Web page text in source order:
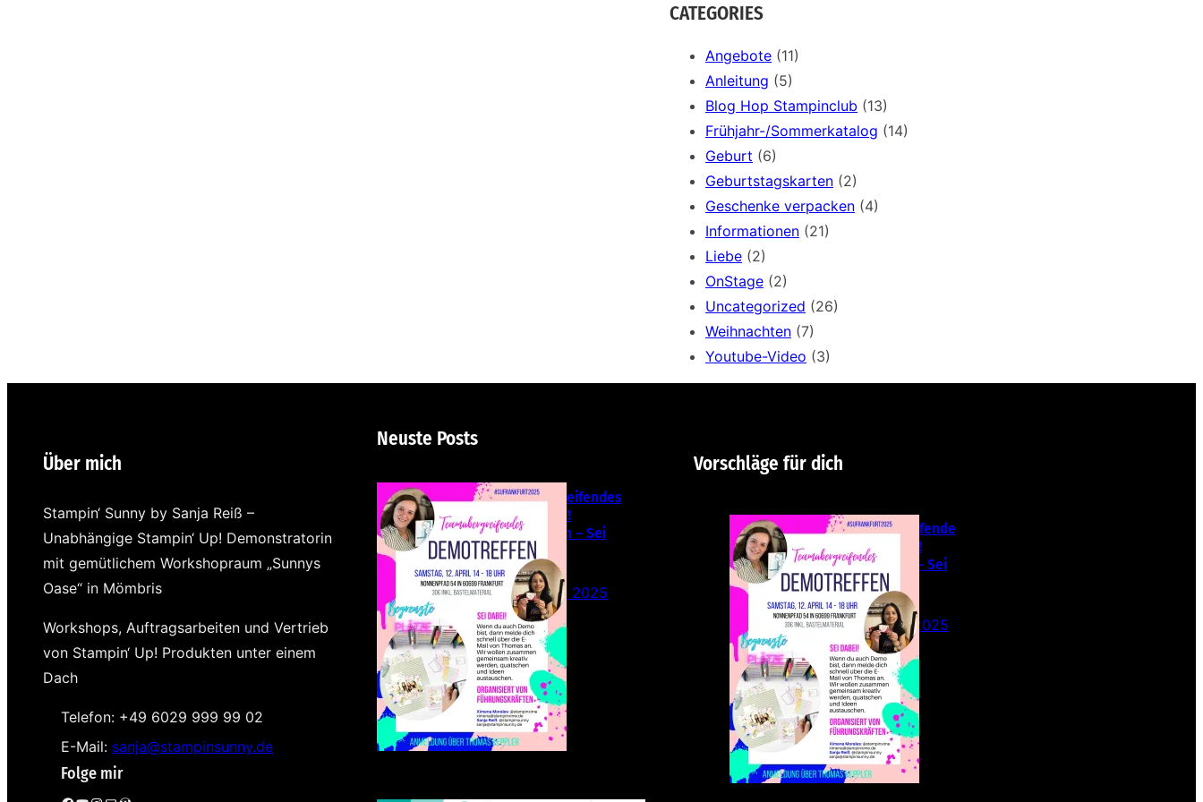
a
r
CATEGORIES
Angebote (11)
Anleitung (5)
Blog Hop Stampinclub (13)
Frühjahr-/Sommerkatalog (14)
Geburt (6)
Geburtstagskarten (2)
Geschenke verpacken (4)
Informationen (21)
Liebe (2)
OnStage (2)
Uncategorized (26)
Weihnachten (7)
Youtube-Video (3)
Über mich
Stampin‘ Sunny by Sanja Reiß –
Unabhängige Stampin‘ Up! Demonstratorin
mit gemütlichem Workshopraum „Sunnys
Oase“ in Mömbris
Workshops, Auftragsarbeiten und Vertrieb
von Stampin‘ Up! Produkten unter einem
Dach
Telefon: +49 6029 999 99 02
E-Mail: sanja@stampinsunny.de
Folge mir
Neuste Posts
Teamübergreifendes
Stampin‘ Up!
Demotreffen – Sei
dabei!
26. Februar 2025
Vorschläge für dich
Teamübergreifende
s Stampin‘ Up!
Demotreffen – Sei
dabei!
26. Februar 2025